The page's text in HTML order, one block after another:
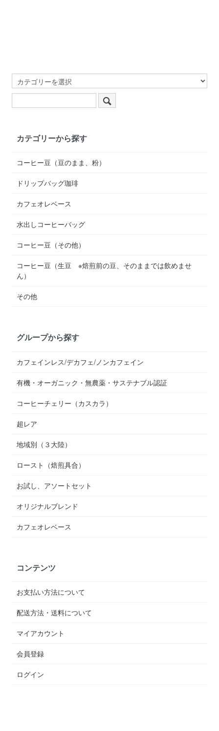
カテゴリーから探す
コーヒー豆（豆のまま、粉）
ドリップバッグ珈琲
カフェオレベース
水出しコーヒーバッグ
コーヒー豆（その他）
コーヒー豆（生豆 ※焙煎前の豆、そのままでは飲めませ
ん）
その他
グループから探す
カフェインレス/デカフェ/ノンカフェイン
有機・オーガニック・無農薬・サステナブル認証
コーヒーチェリー（カスカラ）
超レア
地域別（３大陸）
ロースト（焙煎具合）
お試し、アソートセット
オリジナルブレンド
カフェオレベース
コンテンツ
お支払い方法について
配送方法・送料について
マイアカウント
会員登録
ログイン